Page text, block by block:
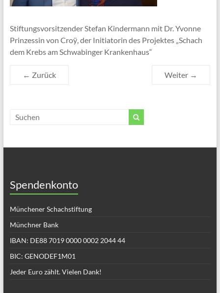
Stiftungsvorsitzender Stefan Kindermann mit Dr. Yvonne
Prinzessin von Croÿ, der Initiatorin des Projektes „Schach
dem Krebs am Schwabinger Krankenhaus“
← Zurück Weiter →
Spendenkonto
Münchener Schachstiftung
Münchner Bank
IBAN: DE88 7019 0000 0002 2044 44
BIC: GENODEF1M01
Jeder Euro zählt. Vielen Dank!